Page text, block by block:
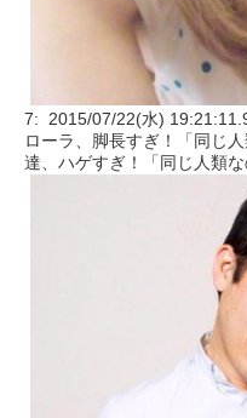
7: 2015/07/22(水)
ローラ、脚長すぎ！「同じ
達、ハゲすぎ！「同じ人類